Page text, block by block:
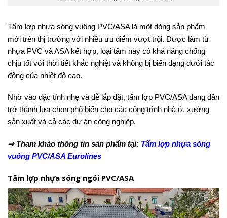
Tấm lợp nhựa sóng vuông PVC/ASA là một dòng sản phẩm
mới trên thị trường với nhiều ưu điểm vượt trội. Được làm từ
nhựa PVC và ASA kết hợp, loại tấm này có khả năng chống
chịu tốt với thời tiết khắc nghiệt và không bị biến dạng dưới tác
động của nhiệt độ cao.
Nhờ vào đặc tính nhẹ và dễ lắp đặt, tấm lợp PVC/ASA đang dần
trở thành lựa chọn phổ biến cho các công trình nhà ở, xưởng
sản xuất và cả các dự án công nghiệp.
⇒ Tham khảo thông tin sản phẩm tại: Tấm lợp nhựa sóng
vuông PVC/ASA Eurolines
Tấm lợp nhựa sóng ngói PVC/ASA